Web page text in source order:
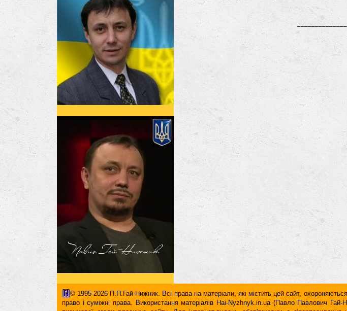
© 1995-2026 П.П.Гай-Нижник. Всі права на матеріали, які містить цей сайт, охороняються
право і суміжні права. Використання матерiалiв Hai-Nyzhnyk.in.ua (Павло Павлович
письмової згоди власника сайту. Для iнтернет-видань обов'язковим є
гіперпосилання повинні міститися виключно в першому чи в другому абзаці тексту.